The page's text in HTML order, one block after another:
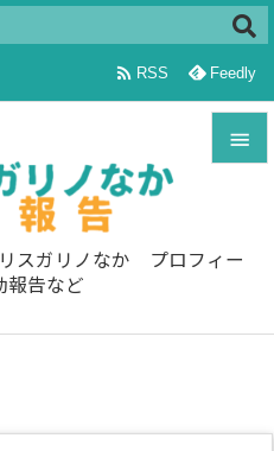
スガリノなか プロフィー
報告など



 RSS Feedly